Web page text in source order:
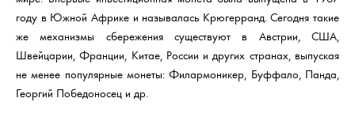
году в Южной Африке и называлась Крюгерранд. Сегодня такие
же механизмы сбережения существуют в Австрии, США,
Швейцарии, Франции, Китае, России и других странах, выпуская
не менее популярные монеты: Филармоникер, Буффало, Панда,
Георгий Победоносец и др.